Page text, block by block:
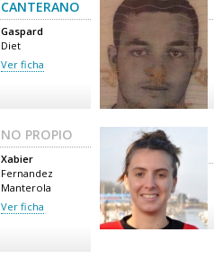
CANTERANO
Gaspard
Diet
Ver ficha
NO PROPIO
Xabier
Fernandez
Manterola
Ver ficha